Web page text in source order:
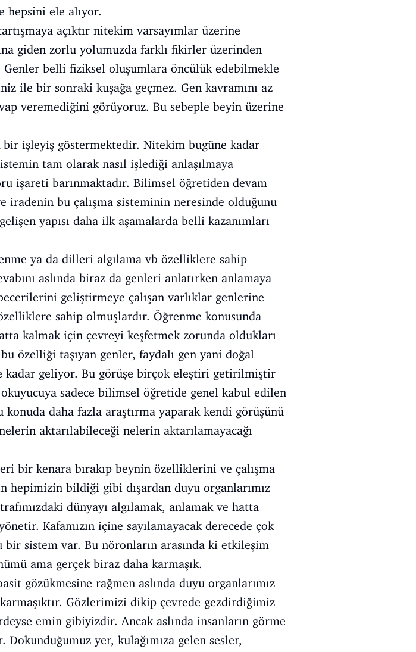
hepsini ele alıyor.
açıktır nitekim varsayımlar üzerine
giden zorlu yolumuzda farklı fikirler üzerinden
belli fiziksel oluşumlara öncülük edebilmekle
ile bir sonraki kuşağa geçmez. Gen kavramını az
veremediğini görüyoruz. Bu sebeple beyin üzerine
bir işleyiş göstermektedir. Nitekim bugüne kadar
tam olarak nasıl işlediği anlaşılmaya
işareti barınmaktadır. Bilimsel öğretiden devam
iradenin bu çalışma sisteminin neresinde olduğunu
yapısı daha ilk aşamalarda belli kazanımları
ya da dilleri algılama vb özelliklere sahip
aslında biraz da genleri anlatırken anlamaya
geliştirmeye çalışan varlıklar genlerine
sahip olmuşlardır. Öğrenme konusunda
kalmak için çevreyi keşfetmek zorunda oldukları
özelliği taşıyan genler, faydalı gen yani doğal
geliyor. Bu görüşe birçok eleştiri getirilmiştir
sadece bilimsel öğretide genel kabul edilen
daha fazla araştırma yaparak kendi görüşünü
aktarılabileceği nelerin aktarılamayacağı
bir kenara bırakıp beynin özelliklerini ve çalışma
hepimizin bildiği gibi dışardan duyu organlarımız
dünyayı algılamak, anlamak ve hatta
Kafamızın içine sayılamayacak derecede çok
sistem var. Bu nöronların arasında ki etkileşim
ama gerçek biraz daha karmaşık.
gözükmesine rağmen aslında duyu organlarımız
Gözlerimizi dikip çevrede gezdirdiğimiz
emin gibiyizdir. Ancak aslında insanların görme
yer, kulağımıza gelen sesler,